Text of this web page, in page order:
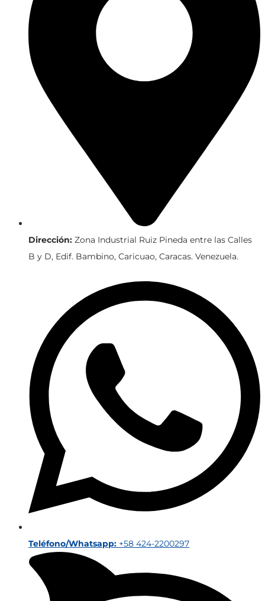
Dirección: Zona Industrial Ruiz Pineda entre las Calles
B y D, Edif. Bambino, Caricuao, Caracas. Venezuela.
Teléfono/Whatsapp: +58 424-2200297